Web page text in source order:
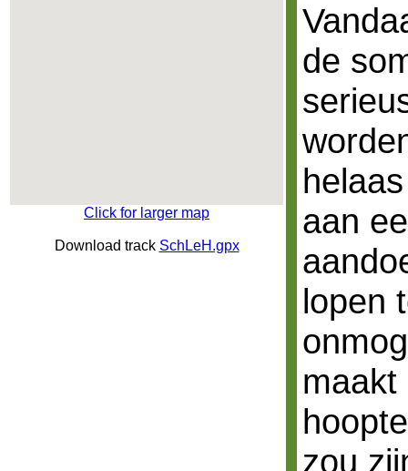
de
aan
lopen
maakt
zou
Click for larger map
Download track SchLeH.gpx